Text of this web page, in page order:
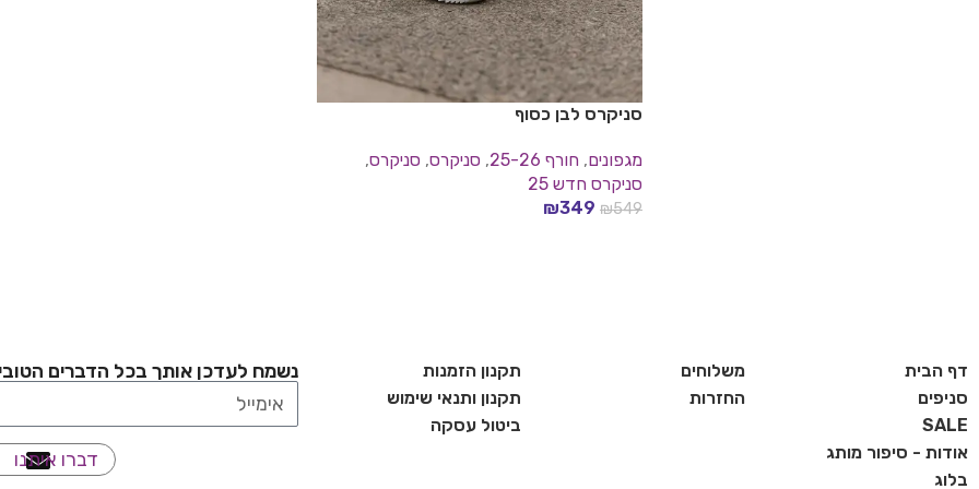
סניקרס לבן כסוף
מגפונים, חורף 25-26 , סניקרס​, סניקרס,
סניקרס חדש 25
₪549
₪349
דף הבית
סניפים
SALE
אודות - סיפור מותג
בלוג
משלוחים
החזרות
תקנון הזמנות
תקנון ותנאי שימוש
ביטול עסקה
נשמח לעדכן אותך בכל הדברים
דברו איתנו